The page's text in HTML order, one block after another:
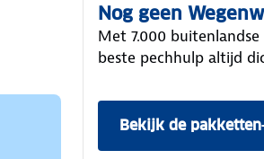
Nog geen
Met 7.000
beste pechhulp altijd
Bekijk de pakketten